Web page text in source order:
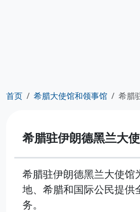
首页 希腊大使馆和领事馆 希腊
希腊驻伊朗德黑兰大
希腊驻伊朗德黑兰大使馆
地、希腊和国际公民提供
务。